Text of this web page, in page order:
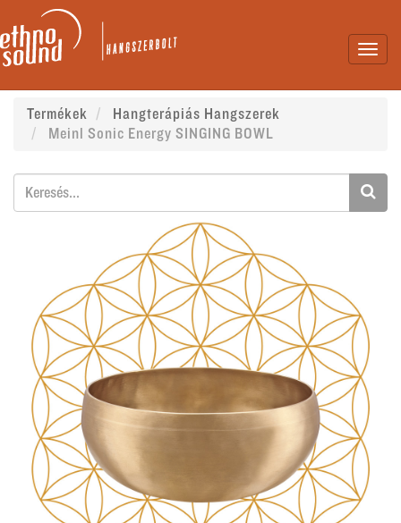
Termékek
Hangterápiás Hangszerek
Meinl Sonic Energy SINGING BOWL